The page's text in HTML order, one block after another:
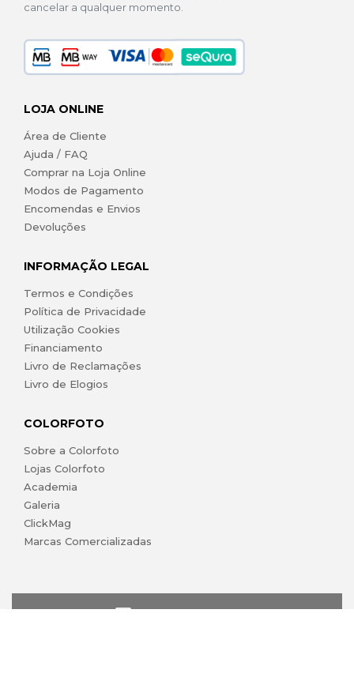
cancelar a qualquer momento.
LOJA ONLINE
Área de Cliente
Ajuda / FAQ
Comprar na Loja Online
Modos de Pagamento
Encomendas e Envios
Devoluções
INFORMAÇÃO LEGAL
Termos e Condições
Política de Privacidade
Utilização Cookies
Financiamento
Livro de Reclamações
Livro de Elogios
COLORFOTO
Sobre a Colorfoto
Lojas Colorfoto
Academia
Galeria
ClickMag
Marcas Comercializadas
lojaonline@colorfoto.pt